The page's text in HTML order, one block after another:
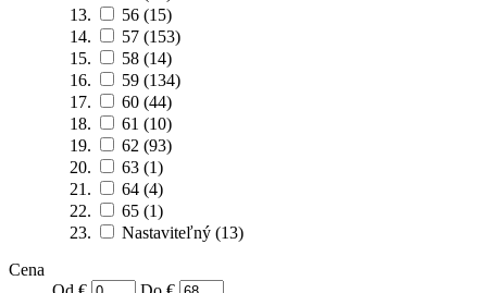
56 (15)
57 (153)
58 (14)
59 (134)
60 (44)
61 (10)
62 (93)
63 (1)
64 (4)
65 (1)
Nastaviteľný (13)
Cena